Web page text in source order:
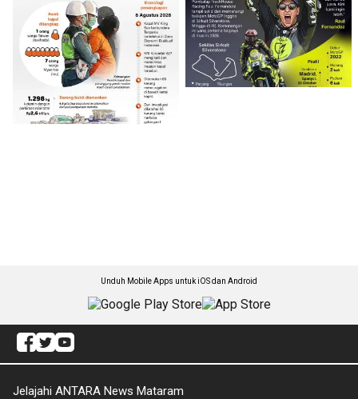
Unduh Mobile Apps untuk iOS dan Android
Jelajahi ANTARA News Mataram